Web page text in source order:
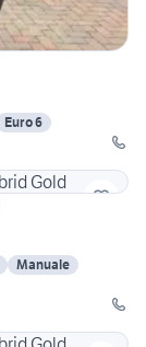
Euro 6
Manuale